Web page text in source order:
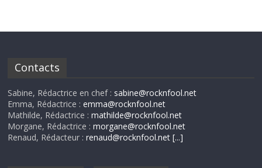
Contacts
Sabine, Rédactrice en chef : sabine@rocknfool.net
Emma, Rédactrice :emma@rocknfool.net
Mathilde, Rédactrice :mathilde@rocknfool.net
Morgane, Rédactrice :morgane@rocknfool.net
Renaud, Rédacteur :renaud@rocknfool.net [...]